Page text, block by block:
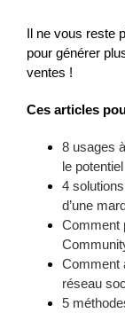
Il ne vous reste
pour générer
ventes !
Ces articles
8 usages
le
4
d’une
Comment
Comment
réseau
5